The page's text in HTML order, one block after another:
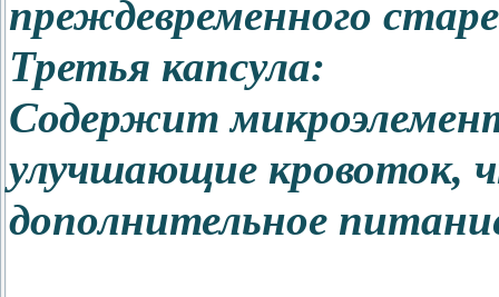
преждевременного
Третья капсула:
Содержит
улучшающие кровоток,
дополнительное